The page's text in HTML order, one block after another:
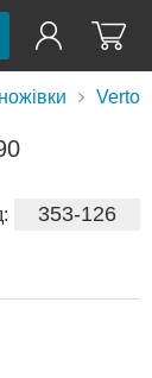
Verto
353-126